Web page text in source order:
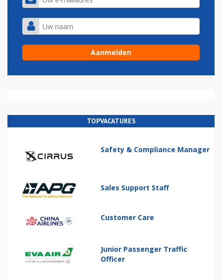
TOPVACATURES
Safety & Compliance Manager
Sales Support Staff
Customer Care
Junior Passenger Traffic
Officer